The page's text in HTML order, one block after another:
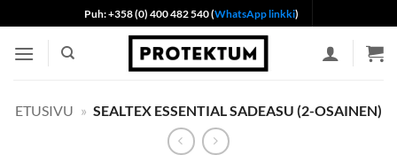
to
content
Puh: +358 (0) 400 482 540 (WhatsApp linkki)
ETUSIVU » SEALTEX ESSENTIAL SADEASU (2-OSAINEN)